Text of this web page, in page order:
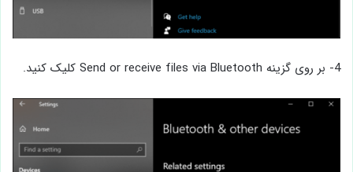
4- بر روی گزینه Send or receive files via Bluetooth کلیک کنید.